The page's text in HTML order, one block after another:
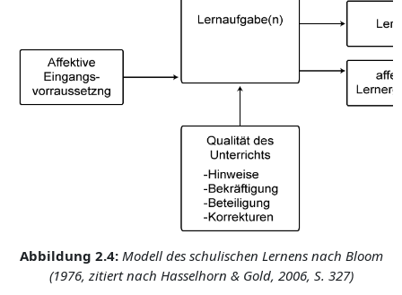
Abbildung 2.4: Modell des schulischen Lernens nach Bloom
(1976, zitiert nach Hasselhorn & Gold, 2006, S. 327)